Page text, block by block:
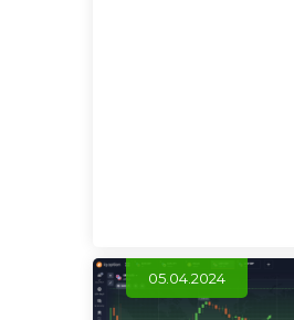
05.04.2024